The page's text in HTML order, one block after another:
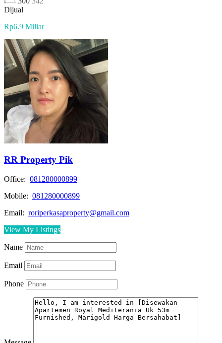
Dijual
Rp6.9 Miliar
RR Property Pik
Office: 081280000899
Mobile: 081280000899
Email: roriperkasaproperty@gmail.com
View My Listings
Name
Email
Phone